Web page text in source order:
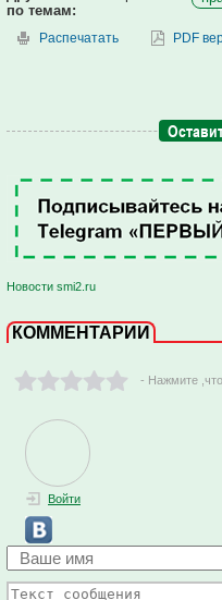
по темам:
Распечатать PDF
Новости smi2.ru
КОММЕНТАРИИ
- Нажмите
Войти